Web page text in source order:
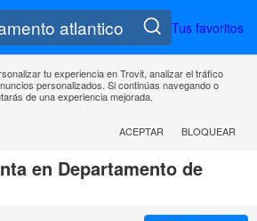
Tus favoritos
tu experiencia en Trovit, analizar el tráfico
personalizados. Si continúas navegando o
de una experiencia mejorada.
ACEPTAR
BLOQUEAR
en Departamento de